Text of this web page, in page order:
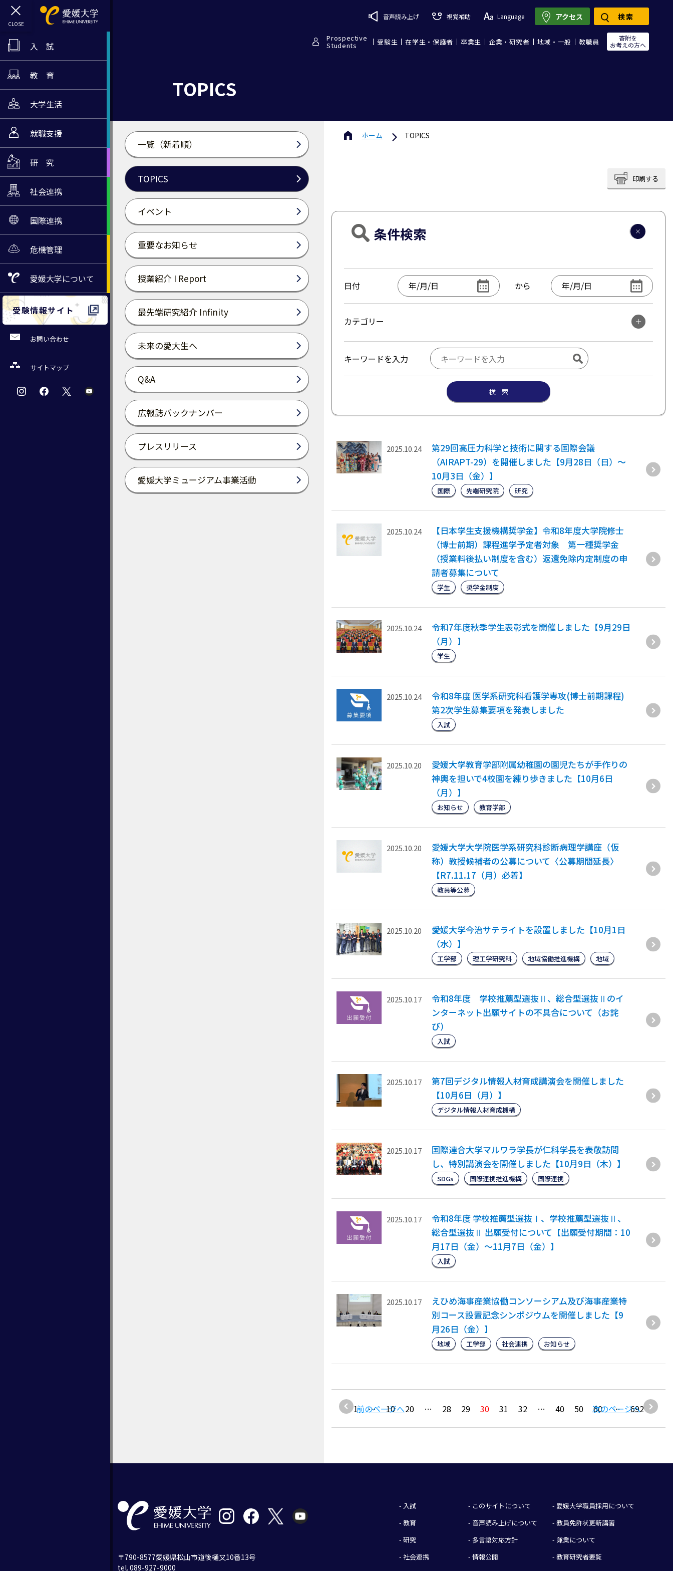
入 試
教 育
大学生活
就職支援
研 究
社会連携
国際連携
危機管理
愛媛大学について
受験情報サイト
お問い合わせ
サイトマップ
音声読み上げ 視覚補助 Language
Prospective
Students 受験生 在学生・保護者 卒業生 企業・研究者 地域・一般 教職員
寄附を
お考えの方へ
アクセス 検索
TOPICS
一覧（新着順）
TOPICS
イベント
重要なお知らせ
授業紹介 I Report
最先端研究紹介 Infinity
未来の愛大生へ
Q&A
広報誌バックナンバー
プレスリリース
愛媛大学ミュージアム事業活動
ホーム TOPICS
印刷する
条件検索
日付 から
カテゴリー
キーワードを入力
検 索
2025.10.24
第29回高圧力科学と技術に関する国際会議
（AIRAPT-29）を開催しました【9月28日（日）～
10月3日（金）】
国際 先端研究院 研究
2025.10.24
【日本学生支援機構奨学金】令和8年度大学院修士
（博士前期）課程進学予定者対象 第一種奨学金
（授業料後払い制度を含む）返還免除内定制度の申
請者募集について
学生 奨学金制度
2025.10.24
令和7年度秋季学生表彰式を開催しました【9月29日
（月）】
学生
2025.10.24
令和8年度 医学系研究科看護学専攻(博士前期課程)
第2次学生募集要項を発表しました
入試
2025.10.20
愛媛大学教育学部附属幼稚園の園児たちが手作りの
神輿を担いで4校園を練り歩きました【10月6日
（月）】
お知らせ 教育学部
2025.10.20
愛媛大学大学院医学系研究科診断病理学講座（仮
称）教授候補者の公募について〈公募期間延長〉
【R7.11.17（月）必着】
教員等公募
2025.10.20
愛媛大学今治サテライトを設置しました【10月1日
（水）】
工学部 理工学研究科 地域協働推進機構 地域
2025.10.17
令和8年度 学校推薦型選抜Ⅱ、総合型選抜Ⅱのイ
ンターネット出願サイトの不具合について（お詫
び）
入試
2025.10.17
第7回デジタル情報人材育成講演会を開催しました
【10月6日（月）】
デジタル情報人材育成機構
2025.10.17
国際連合大学マルワラ学長が仁科学長を表敬訪問
し、特別講演会を開催しました【10月9日（木）】
SDGs 国際連携推進機構 国際連携
2025.10.17
令和8年度 学校推薦型選抜Ⅰ、学校推薦型選抜Ⅱ、
総合型選抜Ⅱ 出願受付について【出願受付期間：10
月17日（金）～11月7日（金）】
入試
2025.10.17
えひめ海事産業協働コンソーシアム及び海事産業特
別コース設置記念シンポジウムを開催しました【9
月26日（金）】
地域 工学部 社会連携 お知らせ
1前のページへ
… 10 20 … 28 29 30 31 32 … 40 50 60 …
次のページへ
692
- 入試
- 教育
- 研究
- 社会連携
- このサイトについて
- 音声読み上げについて
- 多言語対応方針
- 情報公開
- 愛媛大学職員採用について
- 教員免許状更新講習
- 兼業について
- 教育研究者要覧
〒790-8577愛媛県松山市道後樋又10番13号
tel. 089-927-9000